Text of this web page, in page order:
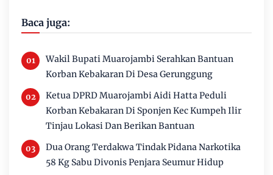
Baca juga:
Wakil Bupati Muarojambi Serahkan Bantuan
Korban Kebakaran Di Desa Gerunggung
Ketua DPRD Muarojambi Aidi Hatta Peduli
Korban Kebakaran Di Sponjen Kec Kumpeh Ilir
Tinjau Lokasi Dan Berikan Bantuan
Dua Orang Terdakwa Tindak Pidana Narkotika
58 Kg Sabu Divonis Penjara Seumur Hidup